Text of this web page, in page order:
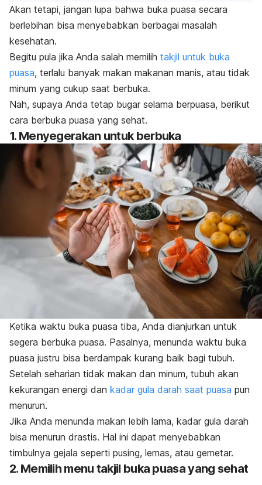
Akan tetapi, jangan lupa bahwa buka puasa secara
berlebihan bisa menyebabkan berbagai masalah
kesehatan.
Begitu pula jika Anda salah memilih takjil untuk buka
puasa, terlalu banyak makan makanan manis, atau tidak
minum yang cukup saat berbuka.
Nah, supaya Anda tetap bugar selama berpuasa, berikut
cara berbuka puasa yang sehat.
1. Menyegerakan untuk berbuka
Ketika waktu buka puasa tiba, Anda dianjurkan untuk
segera berbuka puasa. Pasalnya, menunda waktu buka
puasa justru bisa berdampak kurang baik bagi tubuh.
Setelah seharian tidak makan dan minum, tubuh akan
kekurangan energi dan kadar gula darah saat puasa pun
menurun.
Jika Anda menunda makan lebih lama, kadar gula darah
bisa menurun drastis. Hal ini dapat menyebabkan
timbulnya gejala seperti pusing, lemas, atau gemetar.
2. Memilih menu takjil buka puasa yang sehat